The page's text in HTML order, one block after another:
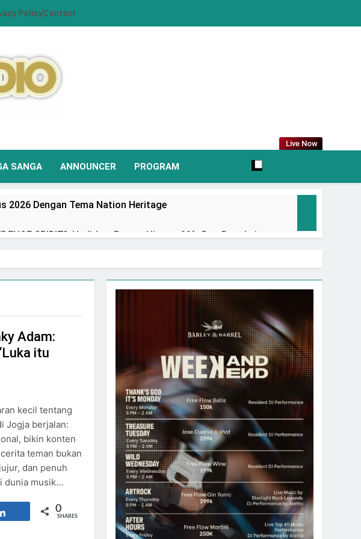
PolicyContact
Live Now
SANGA ANNOUNCER PROGRAM
2026 Dengan Tema Nation Heritage
SPIRIT”, Hadirkan Promo Hingga 80% Dan Rangkaian
Belanja Nasional “Indonesia Shopping Festival 2026”
Diskon Hingga 80%
EVENT MENARIK & DISKON BELANJA DI LIPPO PLAZA
Adam:
itu
kecil tentang
Jogja berjalan:
bikin konten
teman bukan
dan penuh
dunia musik…
0
SHARES